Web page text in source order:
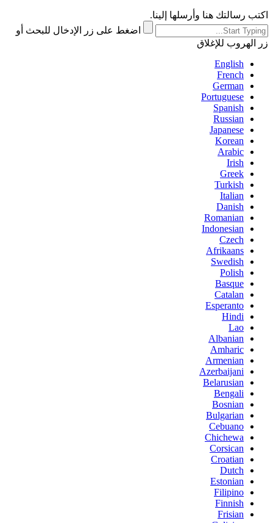
اكتب رسالتك هنا وأرسلها إلينا.
اضغط على زر الإدخال للبحث أو
زر الهروب للإغلاق
English
French
German
Portuguese
Spanish
Russian
Japanese
Korean
Arabic
Irish
Greek
Turkish
Italian
Danish
Romanian
Indonesian
Czech
Afrikaans
Swedish
Polish
Basque
Catalan
Esperanto
Hindi
Lao
Albanian
Amharic
Armenian
Azerbaijani
Belarusian
Bengali
Bosnian
Bulgarian
Cebuano
Chichewa
Corsican
Croatian
Dutch
Estonian
Filipino
Finnish
Frisian